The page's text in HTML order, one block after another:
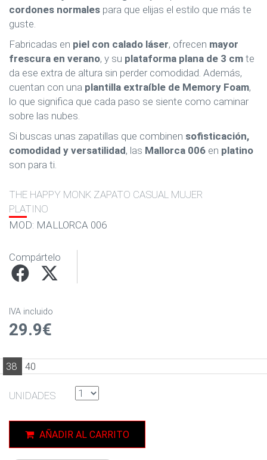
cordones normales para que elijas el estilo que más te
guste.
Fabricadas en piel con calado láser, ofrecen mayor
frescura en verano, y su plataforma plana de 3 cm te
da ese extra de altura sin perder comodidad. Además,
cuentan con una plantilla extraíble de Memory Foam,
lo que significa que cada paso se siente como caminar
sobre las nubes.
Si buscas unas zapatillas que combinen sofisticación,
comodidad y versatilidad, las Mallorca 006 en platino
son para ti.
THE HAPPY MONK ZAPATO CASUAL MUJER
PLATINO
MOD: MALLORCA 006
Compártelo
IVA incluido
29.9€
38 40
UNIDADES
AÑADIR AL CARRITO